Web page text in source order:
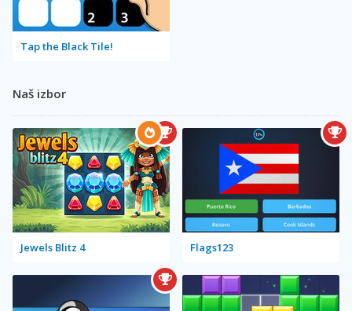
Tap the Black Tile!
Naš izbor
Jewels Blitz 4 Flags123